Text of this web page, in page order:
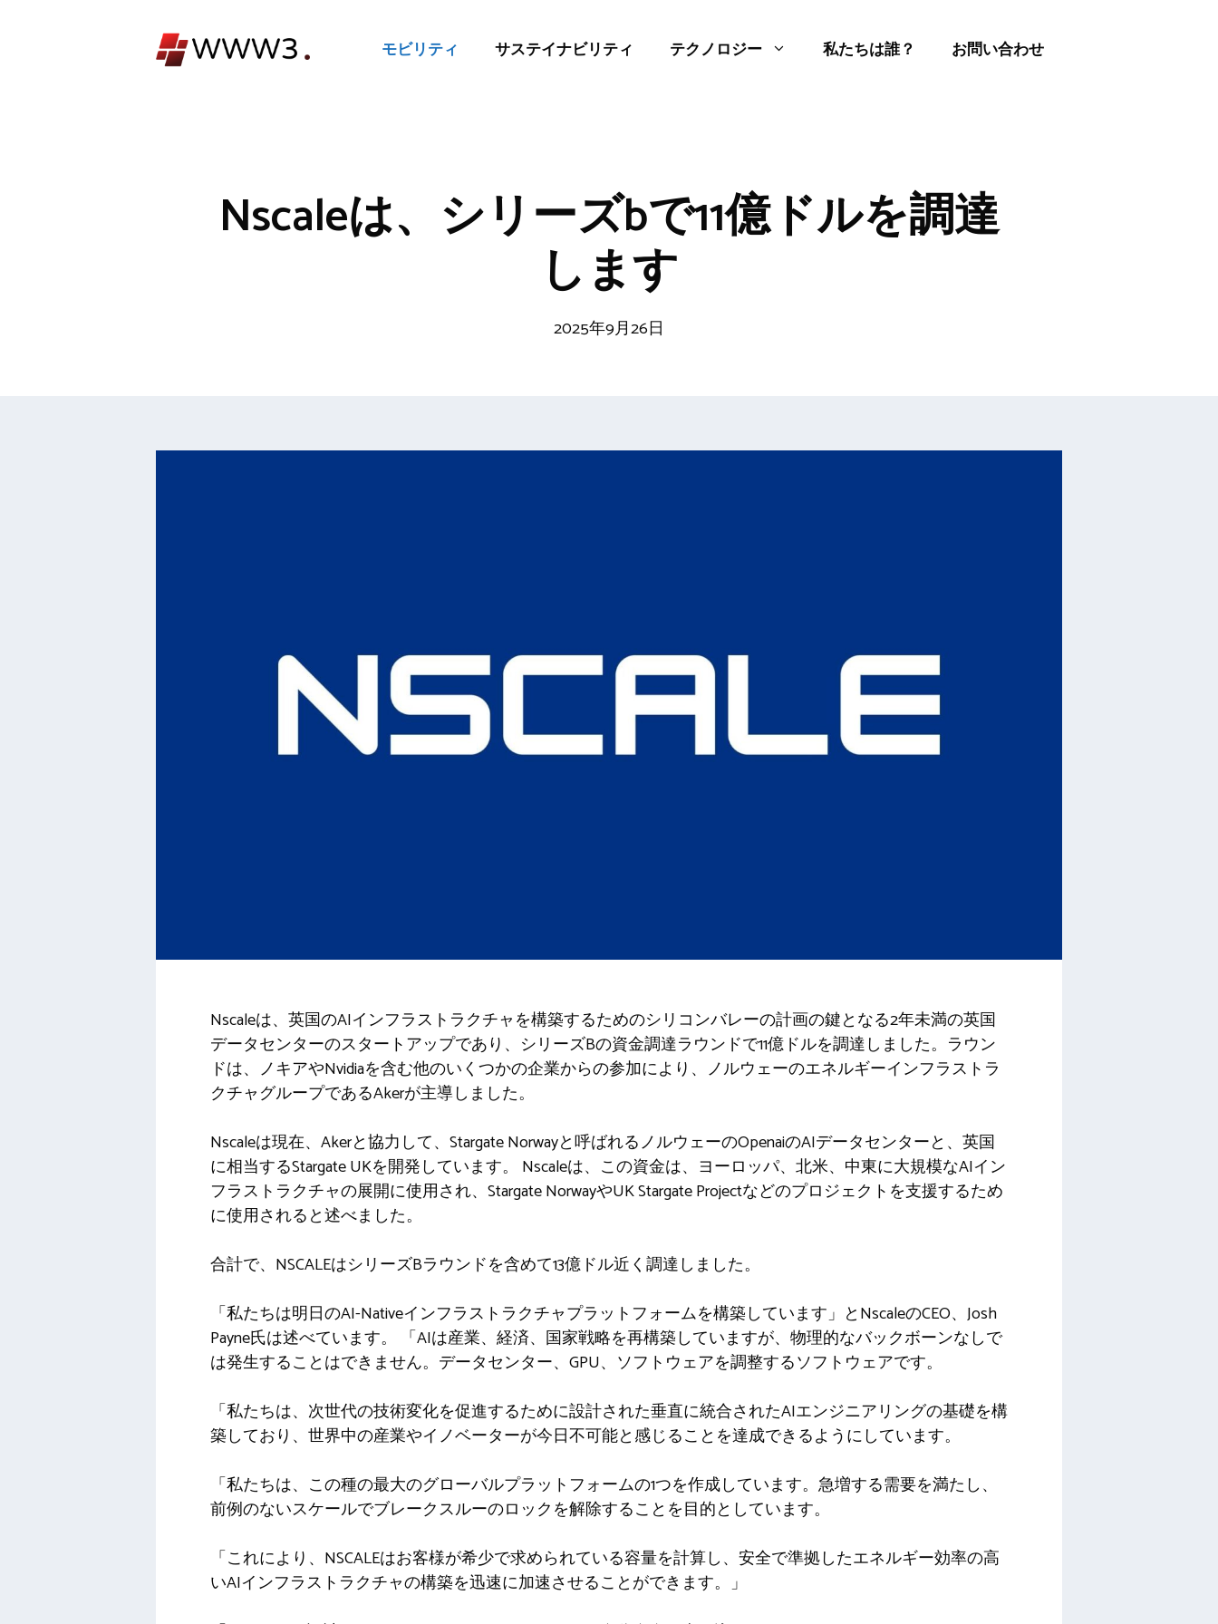
モビリティ サステイナビリティ テクノロジー 私たちは誰？ お問い合わせ
Nscaleは、シリーズbで11億ドルを調達
します
2025年9月26日
Nscaleは、英国のAIインフラストラクチャを構築するためのシリコンバレーの計画の鍵となる2年未満の英国
データセンターのスタートアップであり、シリーズBの資金調達ラウンドで11億ドルを調達しました。ラウン
ドは、ノキアやNvidiaを含む他のいくつかの企業からの参加により、ノルウェーのエネルギーインフラストラ
クチャグループであるAkerが主導しました。
Nscaleは現在、Akerと協力して、Stargate Norwayと呼ばれるノルウェーのOpenaiのAIデータセンターと、英国
に相当するStargate UKを開発しています。 Nscaleは、この資金は、ヨーロッパ、北米、中東に大規模なAIイン
フラストラクチャの展開に使用され、Stargate NorwayやUK Stargate Projectなどのプロジェクトを支援するため
に使用されると述べました。
合計で、NSCALEはシリーズBラウンドを含めて13億ドル近く調達しました。
「私たちは明日のAI-Nativeインフラストラクチャプラットフォームを構築しています」とNscaleのCEO、Josh
Payne氏は述べています。 「AIは産業、経済、国家戦略を再構築していますが、物理的なバックボーンなしで
は発生することはできません。データセンター、GPU、ソフトウェアを調整するソフトウェアです。
「私たちは、次世代の技術変化を促進するために設計された垂直に統合されたAIエンジニアリングの基礎を構
築しており、世界中の産業やイノベーターが今日不可能と感じることを達成できるようにしています。
「私たちは、この種の最大のグローバルプラットフォームの1つを作成しています。急増する需要を満たし、
前例のないスケールでブレークスルーのロックを解除することを目的としています。
「これにより、NSCALEはお客様が希少で求められている容量を計算し、安全で準拠したエネルギー効率の高
いAIインフラストラクチャの構築を迅速に加速させることができます。」